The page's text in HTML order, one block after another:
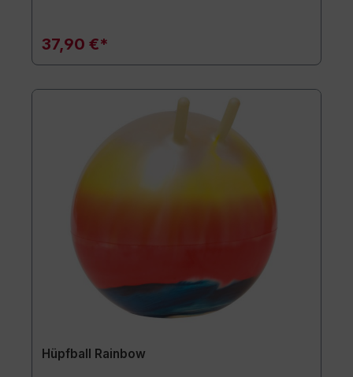
37,90 €*
Hüpfball Rainbow